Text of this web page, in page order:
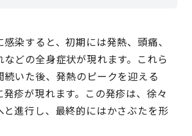
染すると、初期には発熱、頭痛、
などの全身症状が現れます。これら
続いた後、発熱のピークを迎える
発疹が現れます。この発疹は、徐々
と進行し、最終的にはかさぶたを形